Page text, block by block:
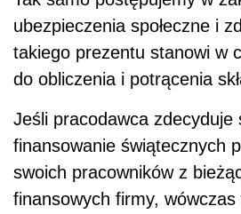
ubezpieczenia społeczne i
takiego prezentu stanowi w
do obliczenia i potrącenia
Jeśli pracodawca zdecyduje
finansowanie świątecznych
swoich pracowników z
finansowych firmy, wówczas